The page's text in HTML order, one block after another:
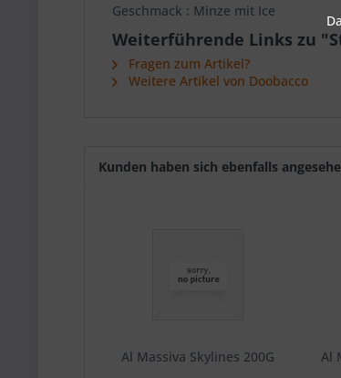
Geschmack : Minze mit Ice
Weiterführende Links zu
Fragen zum Artikel?
Weitere Artikel von Doobacco
Kunden haben sich ebenfalls
Al Massiva Skylines 200G Al